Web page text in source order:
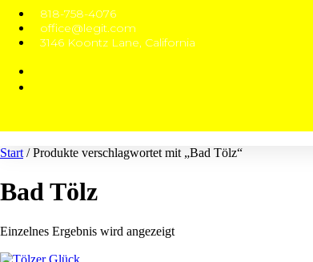
818-758-4076
office@legit.com
3146 Koontz Lane, California
Start / Produkte verschlagwortet mit „Bad Tölz“
Bad Tölz
Einzelnes Ergebnis wird angezeigt